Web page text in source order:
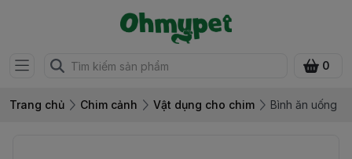
0
Trang chủ Chim cảnh Vật dụng cho chim Bình ăn uống